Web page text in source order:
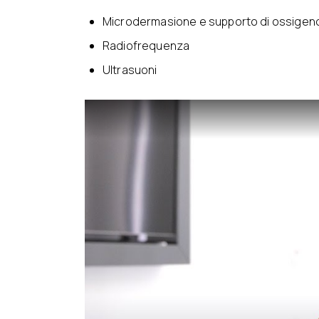
Microdermasione e supporto di
Radiofrequenza
Ultrasuoni